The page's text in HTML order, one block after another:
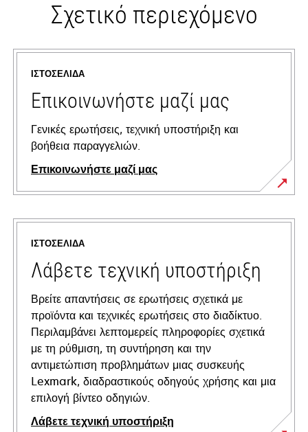
Σχετικό περιεχόμενο
ΙΣΤΟΣΕΛΊΔΑ
Επικοινωνήστε μαζί μας
Γενικές ερωτήσεις, τεχνική υποστήριξη και
βοήθεια παραγγελιών.
Επικοινωνήστε μαζί μας
ΙΣΤΟΣΕΛΊΔΑ
Λάβετε τεχνική υποστήριξη
Βρείτε απαντήσεις σε ερωτήσεις σχετικά με
προϊόντα και τεχνικές ερωτήσεις στο διαδίκτυο.
Περιλαμβάνει λεπτομερείς πληροφορίες σχετικά
με τη ρύθμιση, τη συντήρηση και την
αντιμετώπιση προβλημάτων μιας συσκευής
Lexmark, διαδραστικούς οδηγούς χρήσης και μια
επιλογή βίντεο οδηγιών.
Λάβετε τεχνική υποστήριξη